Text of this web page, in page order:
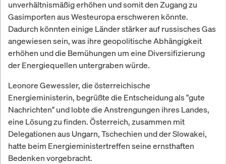
unverhältnismäßig erhöhen und somit den Zugang zu
Gasimporten aus Westeuropa erschweren könnte.
Dadurch könnten einige Länder stärker auf russisches Gas
angewiesen sein, was ihre geopolitische Abhängigkeit
erhöhen und die Bemühungen um eine Diversifizierung
der Energiequellen untergraben würde.
Leonore Gewessler, die österreichische
Energieministerin, begrüßte die Entscheidung als "gute
Nachrichten" und lobte die Anstrengungen ihres Landes,
eine Lösung zu finden. Österreich, zusammen mit
Delegationen aus Ungarn, Tschechien und der Slowakei,
hatte beim Energieministertreffen seine ernsthaften
Bedenken vorgebracht.